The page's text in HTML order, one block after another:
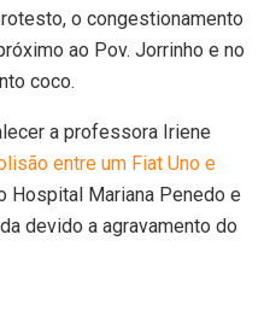
o congestionamento
ao Pov. Jorrinho e no
coco.
a professora Iriene
entre um Fiat Uno e
Hospital Mariana Penedo e
devido a agravamento do